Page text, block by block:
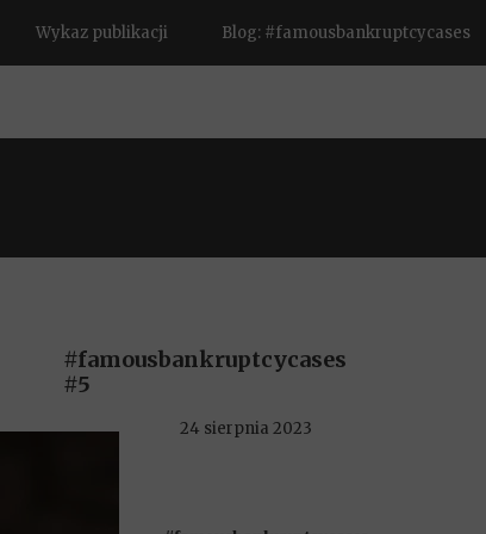
Wykaz publikacji Blog: #famousbankruptcycases
24 sierpnia 2023
#famousbankruptcycases
#5